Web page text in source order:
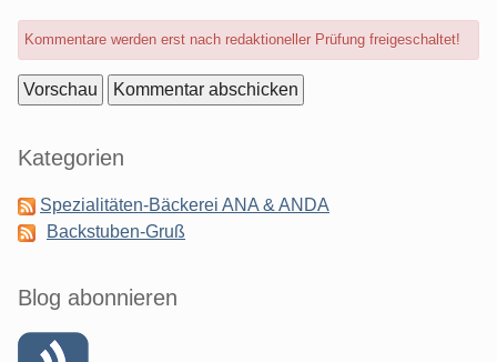
Kommentare werden erst nach redaktioneller Prüfung freigeschaltet!
Seitenleiste
Kategorien
Spezialitäten-Bäckerei ANA & ANDA
Backstuben-Gruß
Blog abonnieren